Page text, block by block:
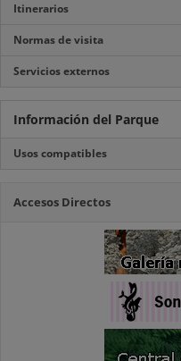
Itinerarios
Normas de visita
Servicios externos
Información del Parque
Usos compatibles
Accesos Directos